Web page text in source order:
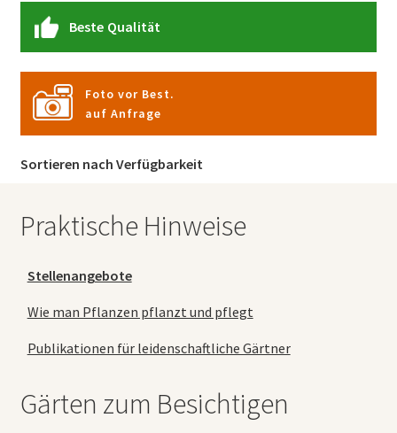
Beste Qualität
Foto vor Best.
auf Anfrage
Sortieren nach Verfügbarkeit
Praktische Hinweise
Stellenangebote
Wie man Pflanzen pflanzt und pflegt
Publikationen für leidenschaftliche Gärtner
Gärten zum Besichtigen